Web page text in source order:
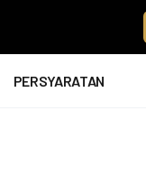
PERSYARATAN